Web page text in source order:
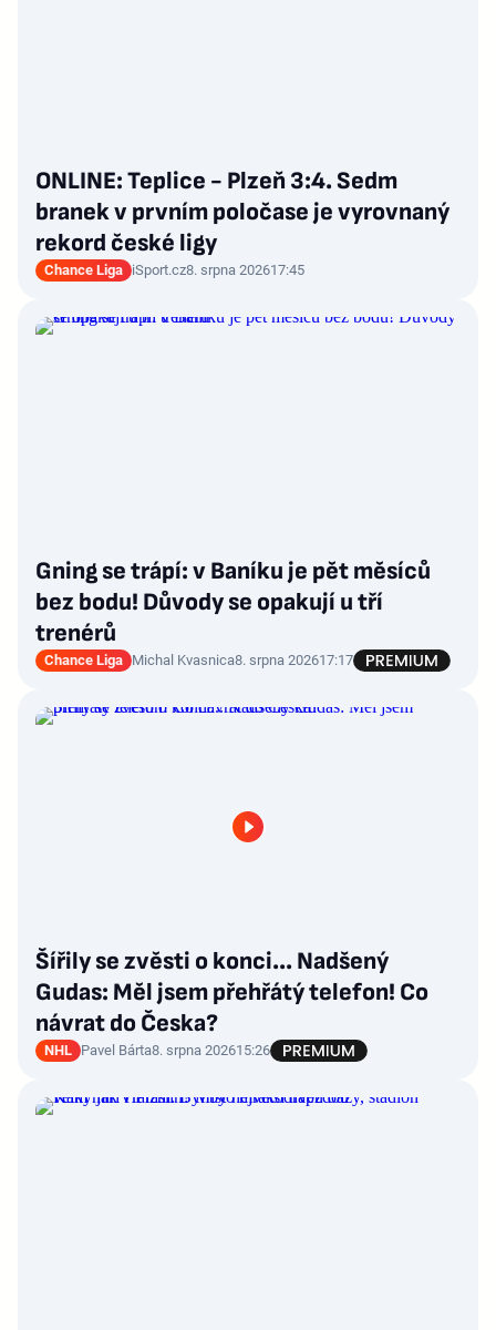
ONLINE: Teplice - Plzeň 3:4. Sedm
branek v prvním poločase je vyrovnaný
rekord české ligy
Chance Liga iSport.cz8. srpna 202617:45
Gning se trápí: v Baníku je pět měsíců
bez bodu! Důvody se opakují u tří
trenérů
Chance Liga Michal Kvasnica8. srpna 202617:17
Šířily se zvěsti o konci... Nadšený
Gudas: Měl jsem přehřátý telefon! Co
návrat do Česka?
NHL Pavel Bárta8. srpna 202615:26